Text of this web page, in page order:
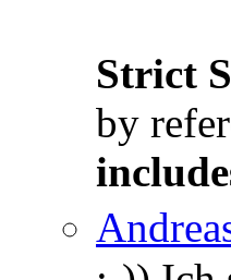
Strict
by